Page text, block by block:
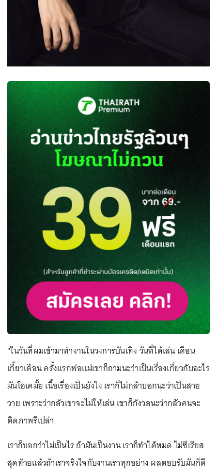
"ในวันที่ผมเข้ามาทำงานในวงการบันเทิง วันที่ได้เล่น เดือน
เกี้ยวเดือน ครั้งแรกพ่อแม่เขาก็ถามนะว่าเป็นเรื่องเกี่ยวกับอะไร
มันโอเคมั้ย เนื้อเรื่องเป็นยังไง เราก็ไม่กล้าบอกนะว่าเป็นสาย
วาย เพราะว่ากลัวเขาจะไม่ให้เล่น เขาก็กังวลนะว่ากลัวคนจะ
ติดภาพรึเปล่า
เราก็บอกว่าไม่เป็นไร ถ้ามันเป็นงาน เราก็ทำได้หมด ไม่ซีเรียส
สุดท้ายแล้วถ้าเราจริงใจกับงานเราทุกอย่าง ผลตอบรับมันก็ดี